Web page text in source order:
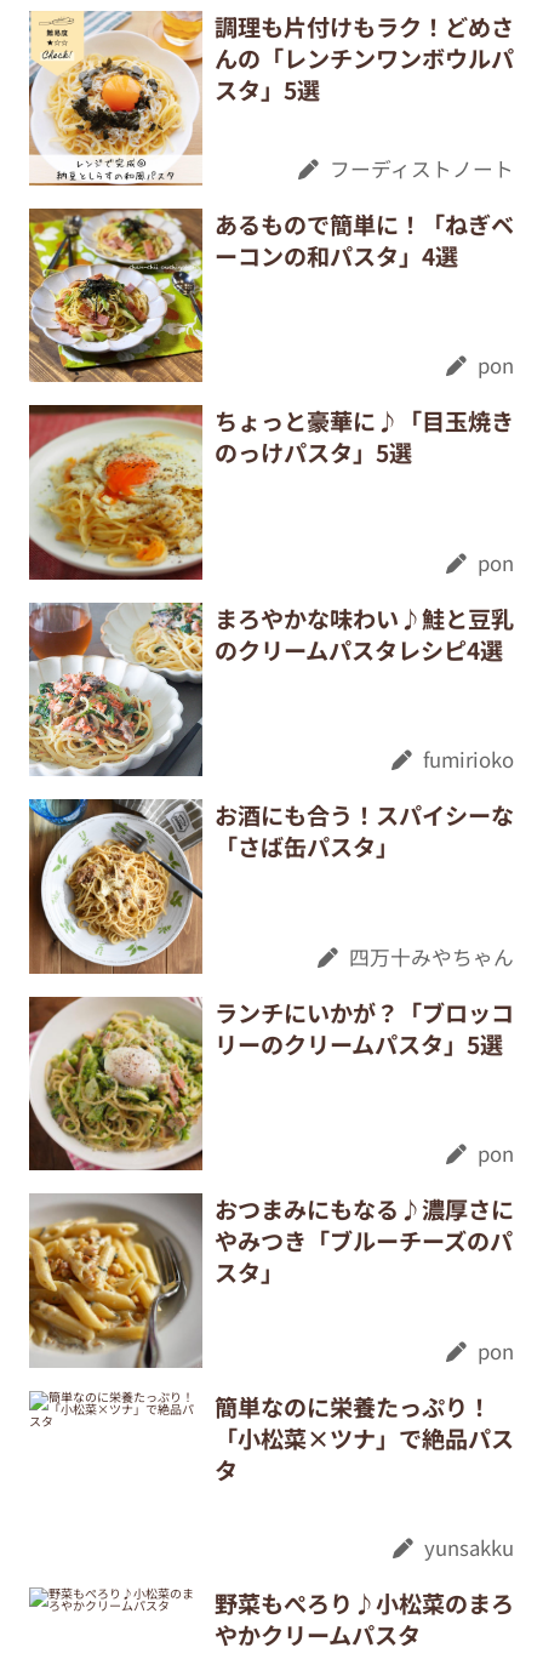
調理も片付けもラク！どめさ
んの「レンチンワンボウルパ
スタ」5選
フーディストノート
あるもので簡単に！「ねぎベ
ーコンの和パスタ」4選
pon
ちょっと豪華に♪「目玉焼き
のっけパスタ」5選
pon
まろやかな味わい♪鮭と豆乳
のクリームパスタレシピ4選
fumirioko
お酒にも合う！スパイシーな
「さば缶パスタ」
四万十みやちゃん
ランチにいかが？「ブロッコ
リーのクリームパスタ」5選
pon
おつまみにもなる♪濃厚さに
やみつき「ブルーチーズのパ
スタ」
pon
簡単なのに栄養たっぷり！
「小松菜×ツナ」で絶品パス
タ
yunsakku
野菜もぺろり♪小松菜のまろ
やかクリームパスタ